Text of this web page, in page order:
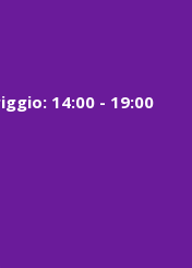
14:00 - 19:00